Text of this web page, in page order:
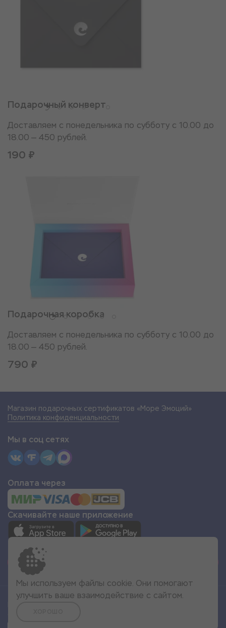
Подарочный конверт
Доставляем с понедельника по субботу с 10.00 до
18.00 — 450 рублей.
190 ₽
Подарочная коробка
Доставляем с понедельника по субботу с 10.00 до
18.00 — 450 рублей.
790 ₽
Магазин подарочных сертификатов «Море Эмоций»
Политика конфиденциальности
Мы в соц сетях
Оплата через
Скачивайте наше приложение
Мы используем файлы cookie. Они помогают
улучшить ваше взаимодействие с сайтом.